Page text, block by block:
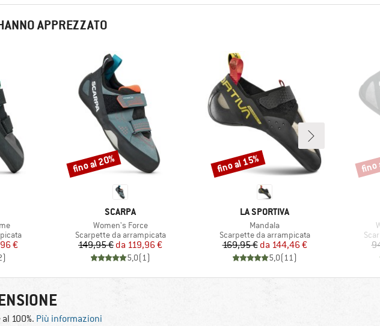
APPREZZATO
ridotto
€
)
MARCHIO
SCARPA
Articolo
Women's Force
Gruppo di prodotti
Scarpette da arrampicata
Prezzo
149,95 € Prezzo ridotto
da 119,96 €
5,0(1)
Sconto
fino al 20%
MARCHIO
LA SPORTIVA
Articolo
Mandala
Gruppo di prodotti
Scarpette da arrampicata
Prezzo
169,95 € Prezzo ridotto
da 144,46 €
5,0(11)
Sconto
fino al 15% fino
100%. Più informazioni